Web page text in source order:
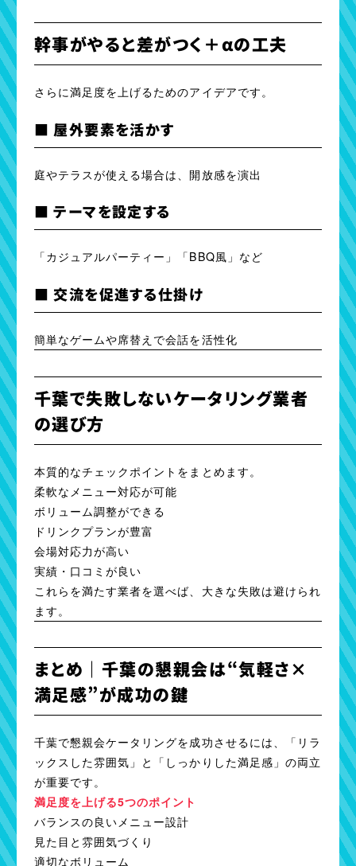
幹事がやると差がつく＋αの工夫
さらに満足度を上げるためのアイデアです。
■ 屋外要素を活かす
庭やテラスが使える場合は、開放感を演出
■ テーマを設定する
「カジュアルパーティー」「BBQ風」など
■ 交流を促進する仕掛け
簡単なゲームや席替えで会話を活性化
千葉で失敗しないケータリング業者
の選び方
本質的なチェックポイントをまとめます。
柔軟なメニュー対応が可能
ボリューム調整ができる
ドリンクプランが豊富
会場対応力が高い
実績・口コミが良い
これらを満たす業者を選べば、大きな失敗は避けられ
ます。
まとめ｜千葉の懇親会は“気軽さ×
満足感”が成功の鍵
千葉で懇親会ケータリングを成功させるには、「リラ
ックスした雰囲気」と「しっかりした満足感」の両立
が重要です。
満足度を上げる5つのポイント
バランスの良いメニュー設計
見た目と雰囲気づくり
適切なボリューム